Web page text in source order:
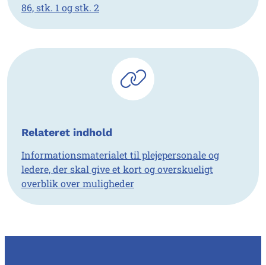
86, stk. 1 og stk. 2
Relateret indhold
Informationsmaterialet til plejepersonale og
ledere, der skal give et kort og overskueligt
overblik over muligheder